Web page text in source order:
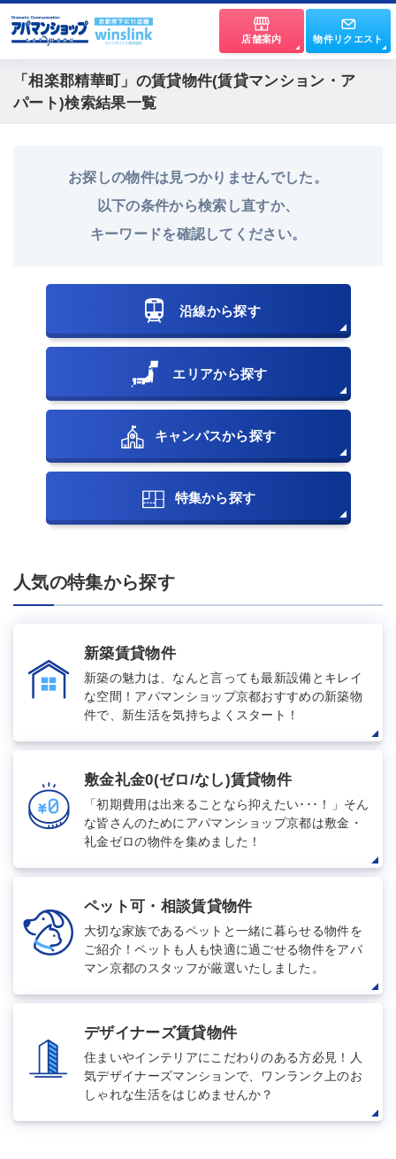
店舗案内 物件リクエスト
「相楽郡精華町」 の賃貸物件(賃貸マンション・ア
パート)検索結果一覧
お探しの物件は見つかりませんでした。
以下の条件から検索し直すか、
キーワードを確認してください。
沿線から探す
エリアから探す
キャンパスから探す
特集から探す
人気の特集から探す
新築賃貸物件
新築の魅力は、なんと言っても最新設備とキレイ
な空間！アパマンショップ京都おすすめの新築物
件で、新生活を気持ちよくスタート！
敷金礼金0(ゼロ/なし)賃貸物件
「初期費用は出来ることなら抑えたい･･･！」そん
な皆さんのためにアパマンショップ京都は敷金・
礼金ゼロの物件を集めました！
ペット可・相談賃貸物件
大切な家族であるペットと一緒に暮らせる物件を
ご紹介！ペットも人も快適に過ごせる物件をアパ
マン京都のスタッフが厳選いたしました。
デザイナーズ賃貸物件
住まいやインテリアにこだわりのある方必見！人
気デザイナーズマンションで、ワンランク上のお
しゃれな生活をはじめませんか？